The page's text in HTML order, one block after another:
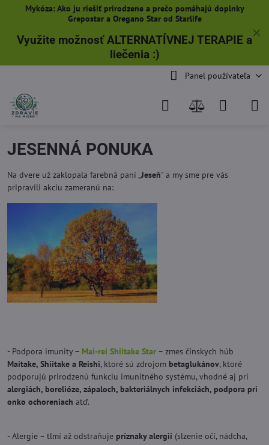
✕
Mykóza: Ako ju riešiť prirodzene a prečo pomáhajú doplnky
Grepostar a Oregano Star od Starlife
Využite možnosť ALTERNATÍVNEJ TERAPIE a
liečenia:)
Panel používateľa
JESENNÁ PONUKA
Na dvere už zaklopala farebná pani „Jeseň" a my sme pre vás
pripravili akciu zameranú na:
- Podpora imunity – Mai-rei Shiitake Star – zmes čínskych húb
Maitake, Shiitake a Reishi, ktoré sú zdrojom betaglukánov, ktoré
podporujú prirodzenú funkciu imunitného systému, vhodné aj pri
alergiách, borelióze, zápaloch, bakteriálnych infekciách, podpora pri
onko ochoreniach atď.
- Alergie – tlmí až odstraňuje príznaky alergií (slzenie očí, nádcha,